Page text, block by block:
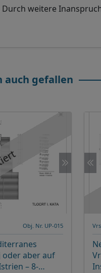
weitere
auch gefallen
Obj. Nr. UP-015
oder aber auf
– 8-